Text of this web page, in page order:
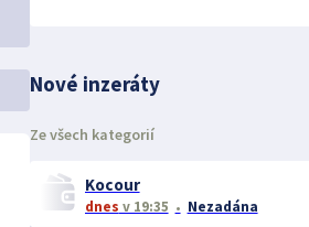
Nové inzeráty
Ze všech kategorií
Kocour
dnes v 19:35 Nezadána